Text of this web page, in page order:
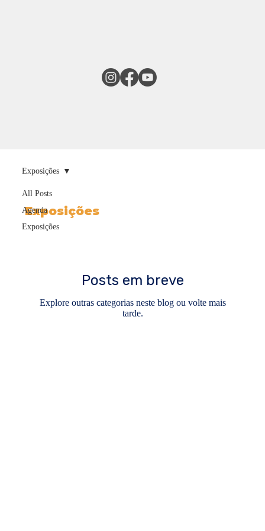
All Posts
Agenda
Exposições
Exposições
Exposições
Posts em breve
Explore outras categorias neste blog ou volte mais
tarde.